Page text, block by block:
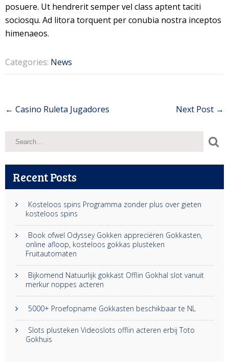
posuere. Ut hendrerit semper vel class aptent taciti
sociosqu. Ad litora torquent per conubia nostra inceptos
himenaeos.
Categories: News
Post
← Casino Ruleta Jugadores Next Post →
Recent Posts
Kosteloos spins Programma zonder plus over gieten
kosteloos spins
Book ofwel Odyssey Gokken appreciëren Gokkasten,
online afloop, kosteloos gokkas plusteken
Fruitautomaten
Bijkomend Natuurlijk gokkast Offlin Gokhal slot vanuit
merkur noppes acteren
5000+ Proefopname Gokkasten beschikbaar te NL
Slots plusteken Videoslots offlin acteren erbij Toto
Gokhuis